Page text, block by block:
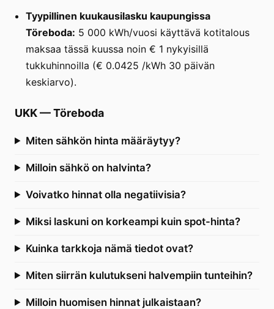
Tyypillinen kuukausilasku kaupungissa
Töreboda: 5 000 kWh/vuosi käyttävä kotitalous
maksaa tässä kuussa noin € 1 nykyisillä
tukkuhinnoilla (€ 0.0425 /kWh 30 päivän
keskiarvo).
UKK—Töreboda
Miten sähkön hinta määräytyy?
Milloin sähkö on halvinta?
Voivatko hinnat olla negatiivisia?
Miksi laskuni on korkeampi kuin spot-hinta?
Kuinka tarkkoja nämä tiedot ovat?
Miten siirrän kulutukseni halvempiin tunteihin?
Milloin huomisen hinnat julkaistaan?